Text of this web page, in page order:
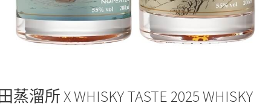
蒸溜所 X WHISKY TASTE 2025 WHISKY